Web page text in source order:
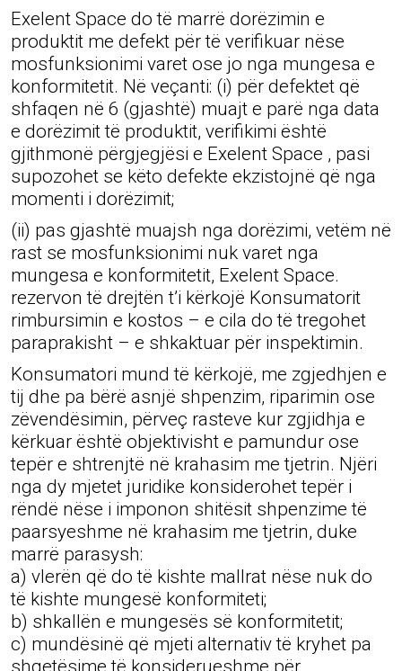
Exelent Space do të marrë dorëzimin e
produktit me defekt për të verifikuar nëse
mosfunksionimi varet ose jo nga mungesa e
konformitetit. Në veçanti: (i) për defektet që
shfaqen në 6 (gjashtë) muajt e parë nga data
e dorëzimit të produktit, verifikimi është
gjithmonë përgjegjësi e Exelent Space , pasi
supozohet se këto defekte ekzistojnë që nga
momenti i dorëzimit;
(ii) pas gjashtë muajsh nga dorëzimi, vetëm në
rast se mosfunksionimi nuk varet nga
mungesa e konformitetit, Exelent Space.
rezervon të drejtën t’i kërkojë Konsumatorit
rimbursimin e kostos – e cila do të tregohet
paraprakisht – e shkaktuar për inspektimin.
Konsumatori mund të kërkojë, me zgjedhjen e
tij dhe pa bërë asnjë shpenzim, riparimin ose
zëvendësimin, përveç rasteve kur zgjidhja e
kërkuar është objektivisht e pamundur ose
tepër e shtrenjtë në krahasim me tjetrin. Njëri
nga dy mjetet juridike konsiderohet tepër i
rëndë nëse i imponon shitësit shpenzime të
paarsyeshme në krahasim me tjetrin, duke
marrë parasysh:
a) vlerën që do të kishte mallrat nëse nuk do
të kishte mungesë konformiteti;
b) shkallën e mungesës së konformitetit;
c) mundësinë që mjeti alternativ të kryhet pa